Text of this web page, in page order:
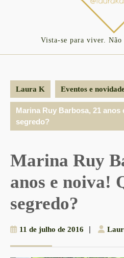
Vista-se para viver.
Laura K Eventos e
Marina Ruy Barbosa, 21 anos
segredo?
Marina Ruy
anos e noiva!
segredo?
11 de julho de 2016 11|